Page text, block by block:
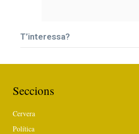
T’interessa?
Seccions
Cervera
Política